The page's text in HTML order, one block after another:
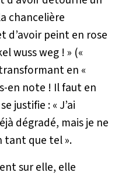
chancelière
d’avoir peint en rose
wuss weg ! » («
en «
en note ! Il faut en
justifie :« J’ai
dégradé, mais je ne
tant que tel ».
sur elle, elle